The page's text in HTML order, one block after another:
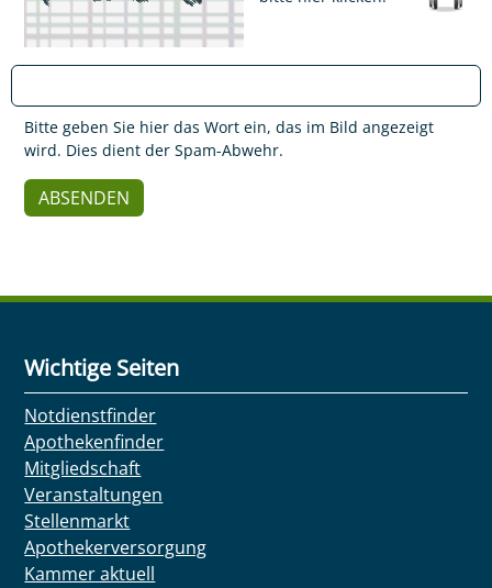
Bitte geben Sie hier das Wort ein, das im Bild angezeigt
wird. Dies dient der Spam-Abwehr.
Wichtige Seiten
Notdienstfinder
Apothekenfinder
Mitgliedschaft
Veranstaltungen
Stellenmarkt
Apothekerversorgung
Kammer aktuell